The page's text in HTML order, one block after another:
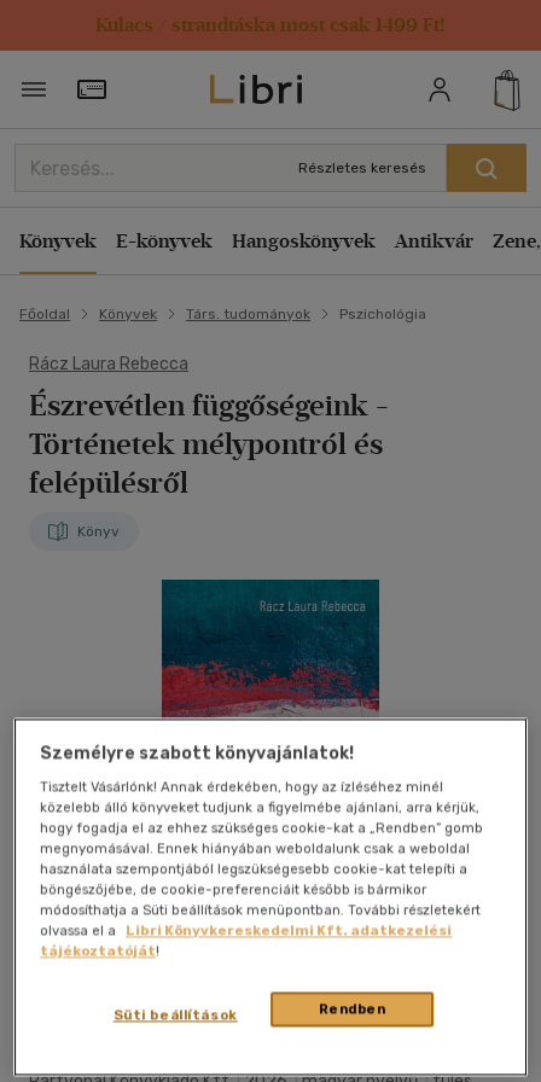
Kulacs / strandtáska most csak 1499 Ft!
Törzsvásárlói Kártya adatai
Részletes keresés
Könyvek E-könyvek Hangoskönyvek Antikvár
Főoldal Könyvek Társ. tudományok Pszichológia
Rácz Laura Rebecca
Észrevétlen függőségeink -
Történetek mélypontról és
felépülésről
Könyv
Megosztom
Személyre szabott könyvajánlatok!
Tisztelt Vásárlónk! Annak érdekében, hogy az ízléséhez minél
közelebb álló könyveket tudjunk a figyelmébe ajánlani, arra kérjük,
hogy fogadja el az ehhez szükséges cookie-kat a „Rendben” gomb
megnyomásával. Ennek hiányában weboldalunk csak a weboldal
használata szempontjából legszükségesebb cookie-kat telepíti a
böngészőjébe, de cookie-preferenciáit később is bármikor
módosíthatja a Süti beállítások menüpontban. További részletekért
olvassa el a
Libri Könyvkereskedelmi Kft. adatkezelési
tájékoztatóját!
Rendben
Süti beállítások